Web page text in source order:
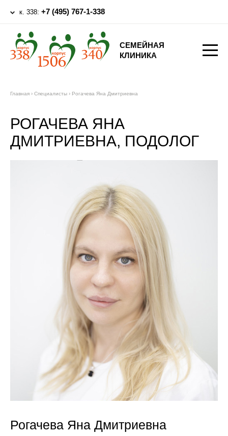
к. 338: +7 (495) 767-1-338
СЕМЕЙНАЯ
КЛИНИКА
Главная › Специалисты › Рогачева Яна Дмитриевна
РОГАЧЕВА ЯНА
ДМИТРИЕВНА, ПОДОЛОГ
Рогачева Яна Дмитриевна